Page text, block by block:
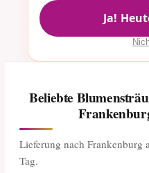
Ja!
Beliebte
Lieferung nach Frankenburg
Tag.